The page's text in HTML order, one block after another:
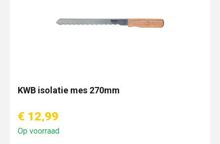
KWB isolatie mes 270mm
€ 12,99
Op voorraad